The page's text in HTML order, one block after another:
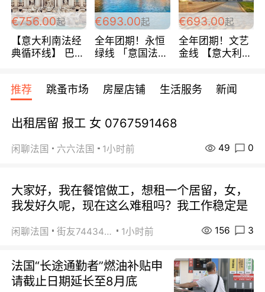
€756.00起
【意大利南法经
典循环线】 巴黎
宾馆 108欧/天起
全程756欧/位
€693.00起
全年团期！永恒
绿线 「意国法
欧/天起 ~包拼房
€693.00起
全年团期！文艺
金线 【意大利一
每周铁发！
推荐 跳蚤市场 房屋店铺 生活服务 新闻
出租居留 报工 女 0767591468
闲聊法国 六六法国 1小时前 49 0
大家好，我在餐馆做工，想租一个居留，女，
我发好久呢，现在这么难租吗？我工作稳定是
闲聊法国 街友74434350 1小时前 156 3
法国“长途通勤者”燃油补贴申
请截止日期延长至8月底